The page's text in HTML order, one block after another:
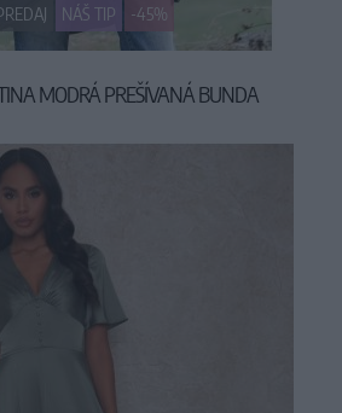
NÁŠ TIP -45%
MODRÁ PREŠÍVANÁ BUNDA
109,90 € 59,90 €